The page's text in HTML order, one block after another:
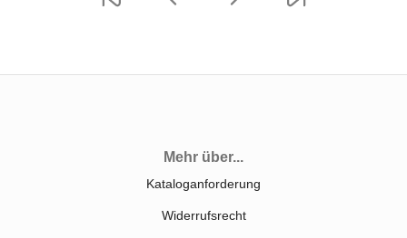
Mehr über...
Kataloganforderung
Widerrufsrecht